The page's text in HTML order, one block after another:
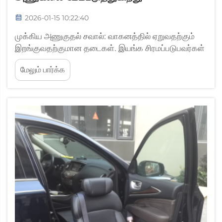
2026-01-15 10:22:40
முக்கிய அணுகுதல் சவால்: வாகனத்தில் ஏறுவதற்கும்
இறங்குவதற்குமான தடைகள். இயங்க சிரமப்படுபவர்கள்
பெரும்பாலும் சாதாரண கார் இருக்கைகளில் இருந்து
இறங்கவும் ஏறவும் உண்மையான சவால்களை
எதிர்கொள்கின்றனர். பெரும்பாலான வாகனங்களில்
மேலும் பார்க்க